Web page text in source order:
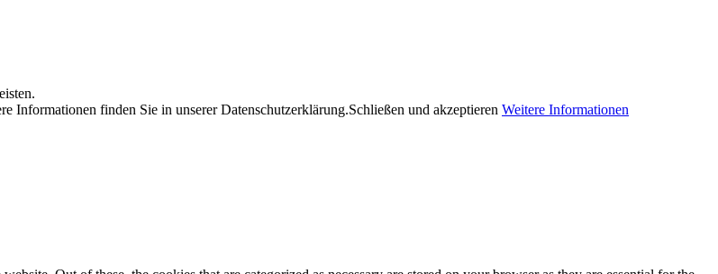
Informationen finden Sie in unserer Datenschutzerklärung.Schließen und akzeptieren Weitere Informationen